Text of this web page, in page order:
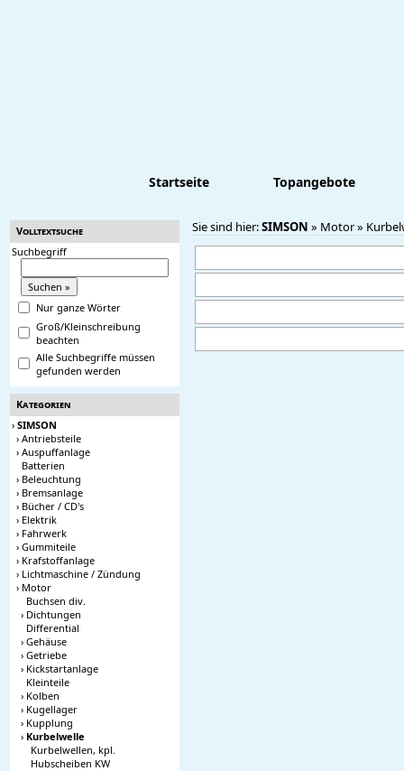
Startseite Topangebote
Volltextsuche
Suchbegriff
Nur ganze Wörter
Groß/Kleinschreibung
beachten
Alle Suchbegriffe müssen
gefunden werden
Kategorien
› SIMSON
› Antriebsteile
› Auspuffanlage
Batterien
› Beleuchtung
› Bremsanlage
› Bücher / CD's
› Elektrik
› Fahrwerk
› Gummiteile
› Krafstoffanlage
› Lichtmaschine / Zündung
› Motor
Buchsen div.
› Dichtungen
Differential
› Gehäuse
› Getriebe
› Kickstartanlage
Kleinteile
› Kolben
› Kugellager
› Kupplung
› Kurbelwelle
Kurbelwellen, kpl.
Hubscheiben KW
Sie sind hier:SIMSON » Motor»